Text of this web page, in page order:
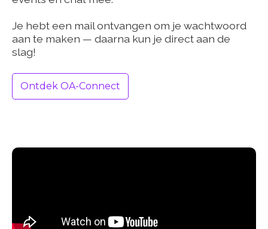
Je hebt een mail ontvangen om je wachtwoord
aan te maken — daarna kun je direct aan de
slag!
Ontdek OA-Connect